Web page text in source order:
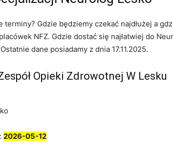
Gdzie będziemy czekać najdłużej a
NFZ. Gdzie dostać się najłatwiej do
dane posiadamy z dnia 17.11.2025.
Opieki Zdrowotnej W Lesku
2026-05-12